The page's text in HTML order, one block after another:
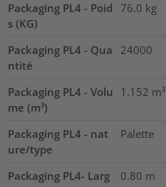
Packaging PL4 - Poid
s (KG)
76.0 kg
Packaging PL4 - Qua
ntité
24000
Packaging PL4 - Volu
me (m³)
1.152 m³
Packaging PL4 - nat
ure/type
Palette
Packaging PL4- Larg
0.80 m